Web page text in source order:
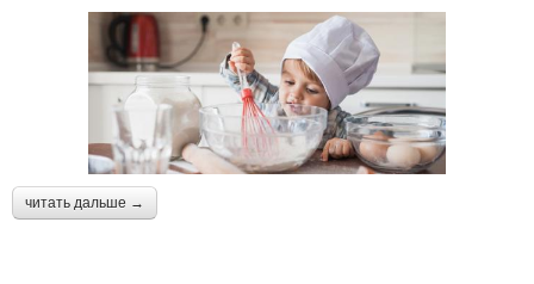
читать дальше →